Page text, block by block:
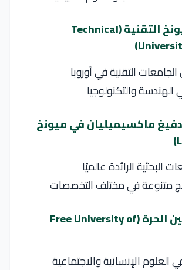
2. جامعة ميونخ التقنية (Technical
التقنية في أوروبا
والتكنولوجيا
ماكسيميليان في ميونخ
البحثية الرائدة عالميًا
متنوعة في مختلف التخصصات
4. جامعة برلين الحرة (Free University of
الإنسانية والاجتماعية